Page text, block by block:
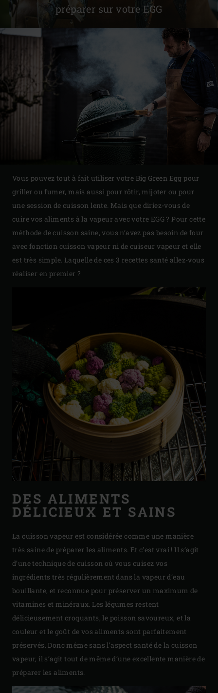
préparer sur votre EGG
Vous pouvez tout à fait utiliser votre Big Green Egg pour
griller ou fumer, mais aussi pour rôtir, mijoter ou pour
une session de cuisson lente. Mais que diriez-vous de
cuire vos aliments à la vapeur avec votre EGG ? Pour cette
méthode de cuisson saine, vous n’avez pas besoin de four
avec fonction cuisson vapeur ni de cuiseur vapeur et elle
est très simple. Laquelle de ces 3 recettes santé allez-vous
réaliser en premier ?
DES ALIMENTS
DÉLICIEUX ET SAINS
La cuisson vapeur est considérée comme une manière
très saine de préparer les aliments. Et c’est vrai ! Il s’agit
d’une technique de cuisson où vous cuisez vos
ingrédients très régulièrement dans la vapeur d’eau
bouillante, et reconnue pour préserver un maximum de
vitamines et minéraux. Les légumes restent
délicieusement croquants, le poisson savoureux, et la
couleur et le goût de vos aliments sont parfaitement
préservés. Donc même sans l’aspect santé de la cuisson
vapeur, il s’agit tout de même d’une excellente manière de
préparer les aliments.